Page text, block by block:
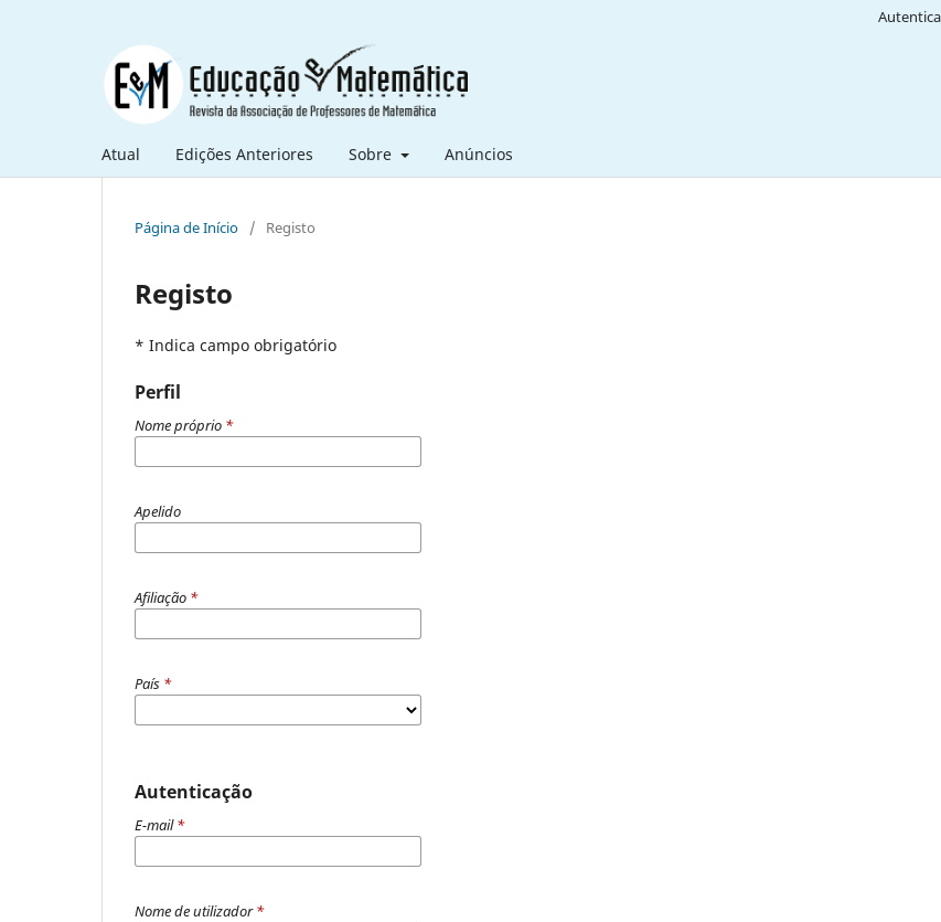
Atual Edições Anteriores Sobre Anúncios
Página de Início / Registo
Registo
* Indica campo obrigatório
Perfil
Nome próprio *
Apelido
Afiliação *
País *
Autenticação
E-mail*
Nome de utilizador*